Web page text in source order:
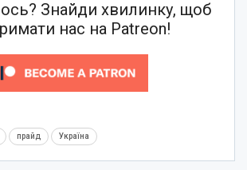
Знайди хвилинку, щоб
нас на Patreon!
прайд Україна